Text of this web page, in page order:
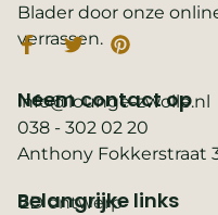
Blader door onze
verrassen.
Belangrijke links
2D ontwerp
Neem contact op
info@lounge-zwolle.nl
038 - 302 02 20
Anthony Fokkerstraat